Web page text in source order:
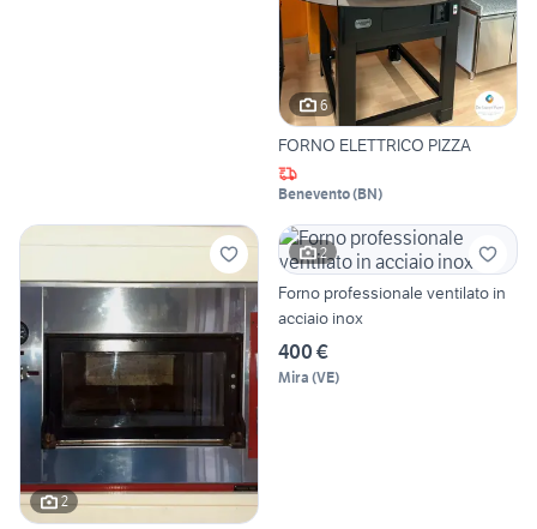
6
FORNO ELETTRICO PIZZA
Benevento(BN)
2
2
Forno professionale ventilato in
acciaio inox
400 €
Mira (VE)